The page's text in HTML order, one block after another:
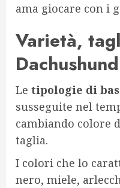
ama giocare con i
Varietà,
Dachushund
Le tipologie di
susseguite nel
cambiando colore
taglia.
I colori che lo
nero, miele,